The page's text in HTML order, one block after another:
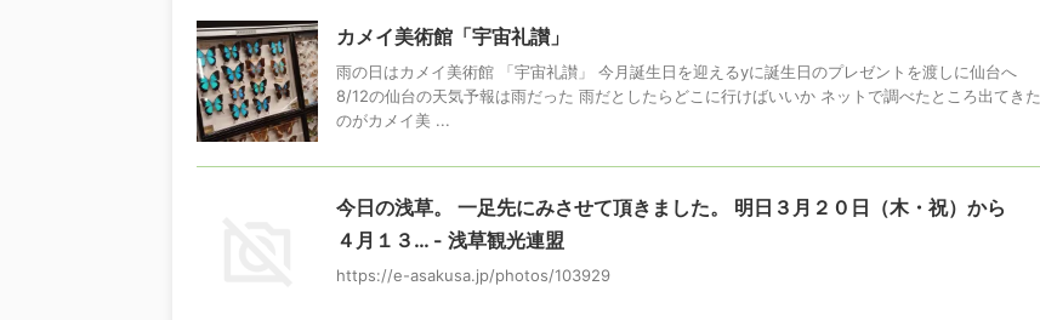
カメイ美術館「宇宙礼讃」
雨の日はカメイ美術館 「宇宙礼讃」 今月誕生日を迎えるyに誕生日のプレゼントを渡しに仙台へ
8/12の仙台の天気予報は雨だった 雨だとしたらどこに行けばいいか ネットで調べたところ出てきた
のがカメイ美 ...
今日の浅草。 一足先にみさせて頂きました。 明日３月２０日（木・祝）から
４月１３… - 浅草観光連盟
https://e-asakusa.jp/photos/103929